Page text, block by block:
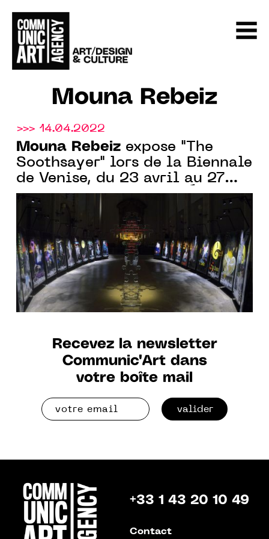
Mouna Rebeiz
>>> 14.04.2022
Mouna Rebeiz expose "The
Soothsayer" lors de la Biennale
de Venise, du 23 avril au 27
novembre 2022, dans l'Église
San Giorgio à Venise
Recevez la newsletter
Communic'Art dans
votre boîte mail
valider
+33 1 43 20 10 49
Contact